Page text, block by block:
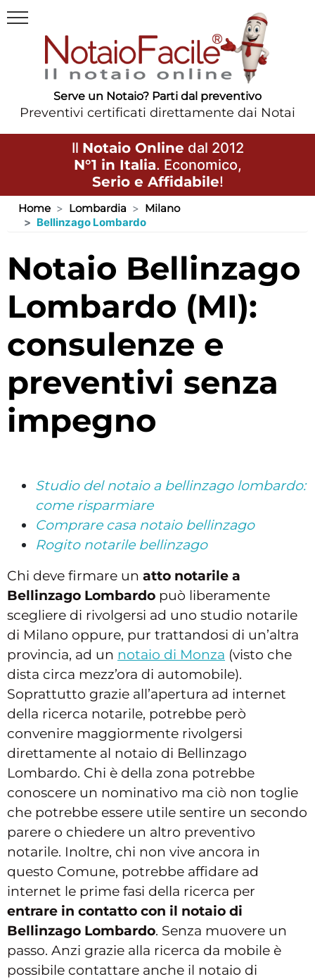
Serve un Notaio? Parti dal preventivo
Preventivi certificati direttamente dai Notai
Il Notaio Online dal 2012
N°1 in Italia. Economico,
Serio e Affidabile!
Home Lombardia
Milano
Bellinzago Lombardo
Notaio Bellinzago
Lombardo (MI):
consulenze e
preventivi senza
impegno
Studio del notaio a bellinzago lombardo:
come risparmiare
Comprare casa notaio bellinzago
Rogito notarile bellinzago
Chi deve firmare un atto notarile a
Bellinzago Lombardo può liberamente
scegliere di rivolgersi ad uno studio notarile
di Milano oppure, pur trattandosi di un’altra
provincia, ad un notaio di Monza (visto che
dista circa mezz’ora di automobile).
Soprattutto grazie all’apertura ad internet
della ricerca notarile, potrebbe però
convenire maggiormente rivolgersi
direttamente al notaio di Bellinzago
Lombardo. Chi è della zona potrebbe
conoscere un nominativo ma ciò non toglie
che potrebbe essere utile sentire un secondo
parere o chiedere un altro preventivo
notarile. Inoltre, chi non vive ancora in
questo Comune, potrebbe affidare ad
internet le prime fasi della ricerca per
entrare in contatto con il notaio di
Bellinzago Lombardo. Senza muovere un
passo. Anzi grazie alla ricerca da mobile è
possibile contattare anche il notaio di